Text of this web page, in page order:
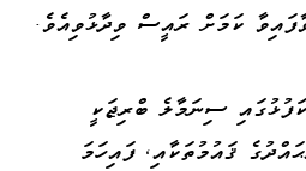
ކަމަށް ރައީސް ވިދާޅުވިއެވެ.
ސިނަމާލެ ބްރިޖަކީ
ޤައުމުތަކާއި، ފައިހަމަ